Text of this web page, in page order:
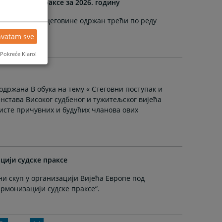
судске праксе за 2026. годину
Босне и Херцеговине одржан трећи по реду
праксе.
В обука на тему « Стеговни поступак и
Високог судбеног и тужитељског вијећа
причувних и будућих чланова ових
судске праксе
скуп у организацији Вијећа Европе под
судске праксе“.
sve
Pokreće Klaro!